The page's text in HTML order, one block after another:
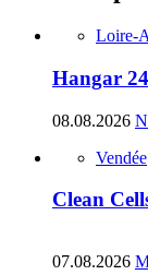
Loire-
Hangar
08.08.2026
Vendée
Clean
07.08.2026